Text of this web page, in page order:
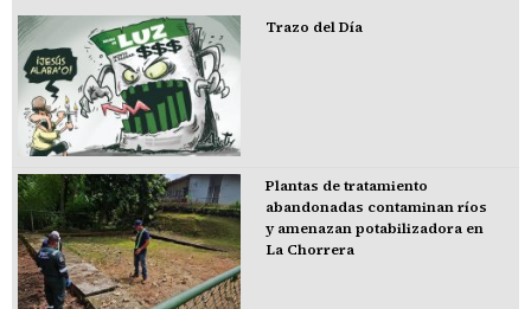
Trazo del Día
Plantas de tratamiento
abandonadas contaminan ríos
y amenazan potabilizadora en
La Chorrera